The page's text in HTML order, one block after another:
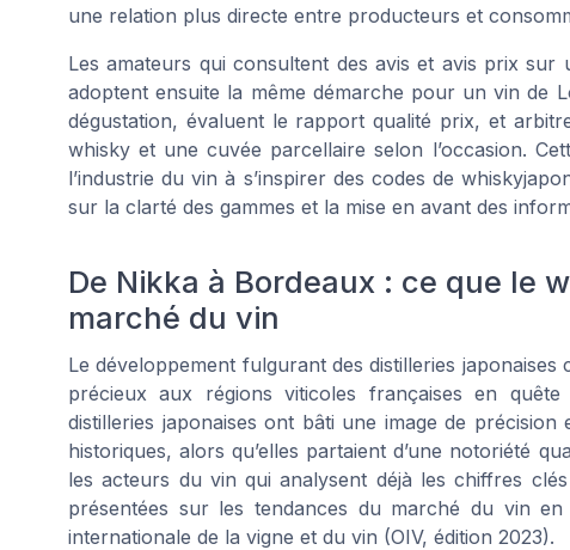
une relation plus directe entre producteurs et
Les amateurs qui consultent des avis et avis prix
adoptent ensuite la même démarche pour un vin de
dégustation, évaluent le rapport qualité prix, et
whisky et une cuvée parcellaire selon l’occasion.
l’industrie du vin à s’inspirer des codes de
sur la clarté des gammes et la mise en avant des
De Nikka à Bordeaux : ce que le
marché du vin
Le développement fulgurant des distilleries
précieux aux régions viticoles françaises en
distilleries japonaises ont bâti une image de
historiques, alors qu’elles partaient d’une notoriété
les acteurs du vin qui analysent déjà les chiffres
présentées sur les tendances du marché du vin
internationale de la vigne et du vin (OIV, édition 2023).